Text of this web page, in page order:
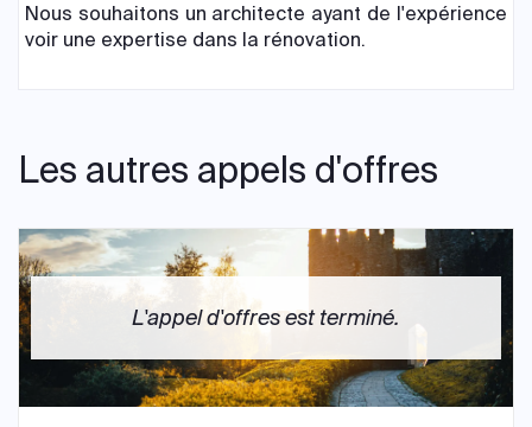
Nous souhaitons un architecte ayant de l'expérience
voir une expertise dans la rénovation.
Les autres appels d'offres
L'appel d'offres est terminé.